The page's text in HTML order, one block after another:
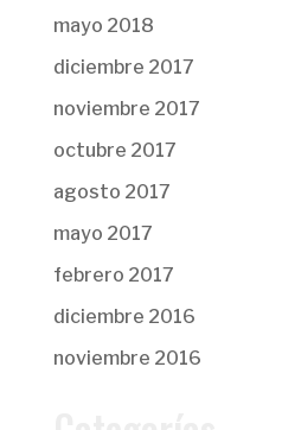
mayo 2018
diciembre 2017
noviembre 2017
octubre 2017
agosto 2017
mayo 2017
febrero 2017
diciembre 2016
noviembre 2016